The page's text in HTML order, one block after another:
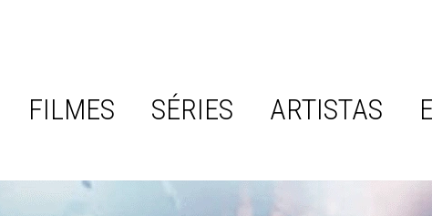
FILMES SÉRIES ARTISTAS